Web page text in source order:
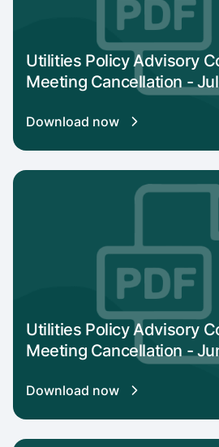
Utilities Policy Advisory
Meeting Cancellation -
Download now
Utilities Policy Advisory
Meeting Cancellation -
Download now
Download link for Utilities